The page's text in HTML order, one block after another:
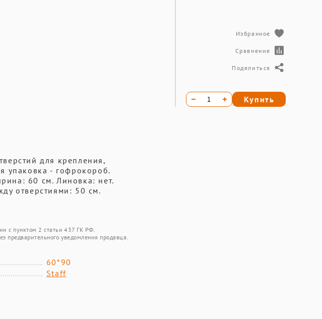
для крепления,
упаковка - гофрокороб.
60 см. Линовка: нет.
отверстиями: 50 см.
с пунктом 2 статьи 437 ГК РФ.
предварительного уведомления продавца.
60*90
Staff
Избранное
Сравнение
Поделиться
Купить